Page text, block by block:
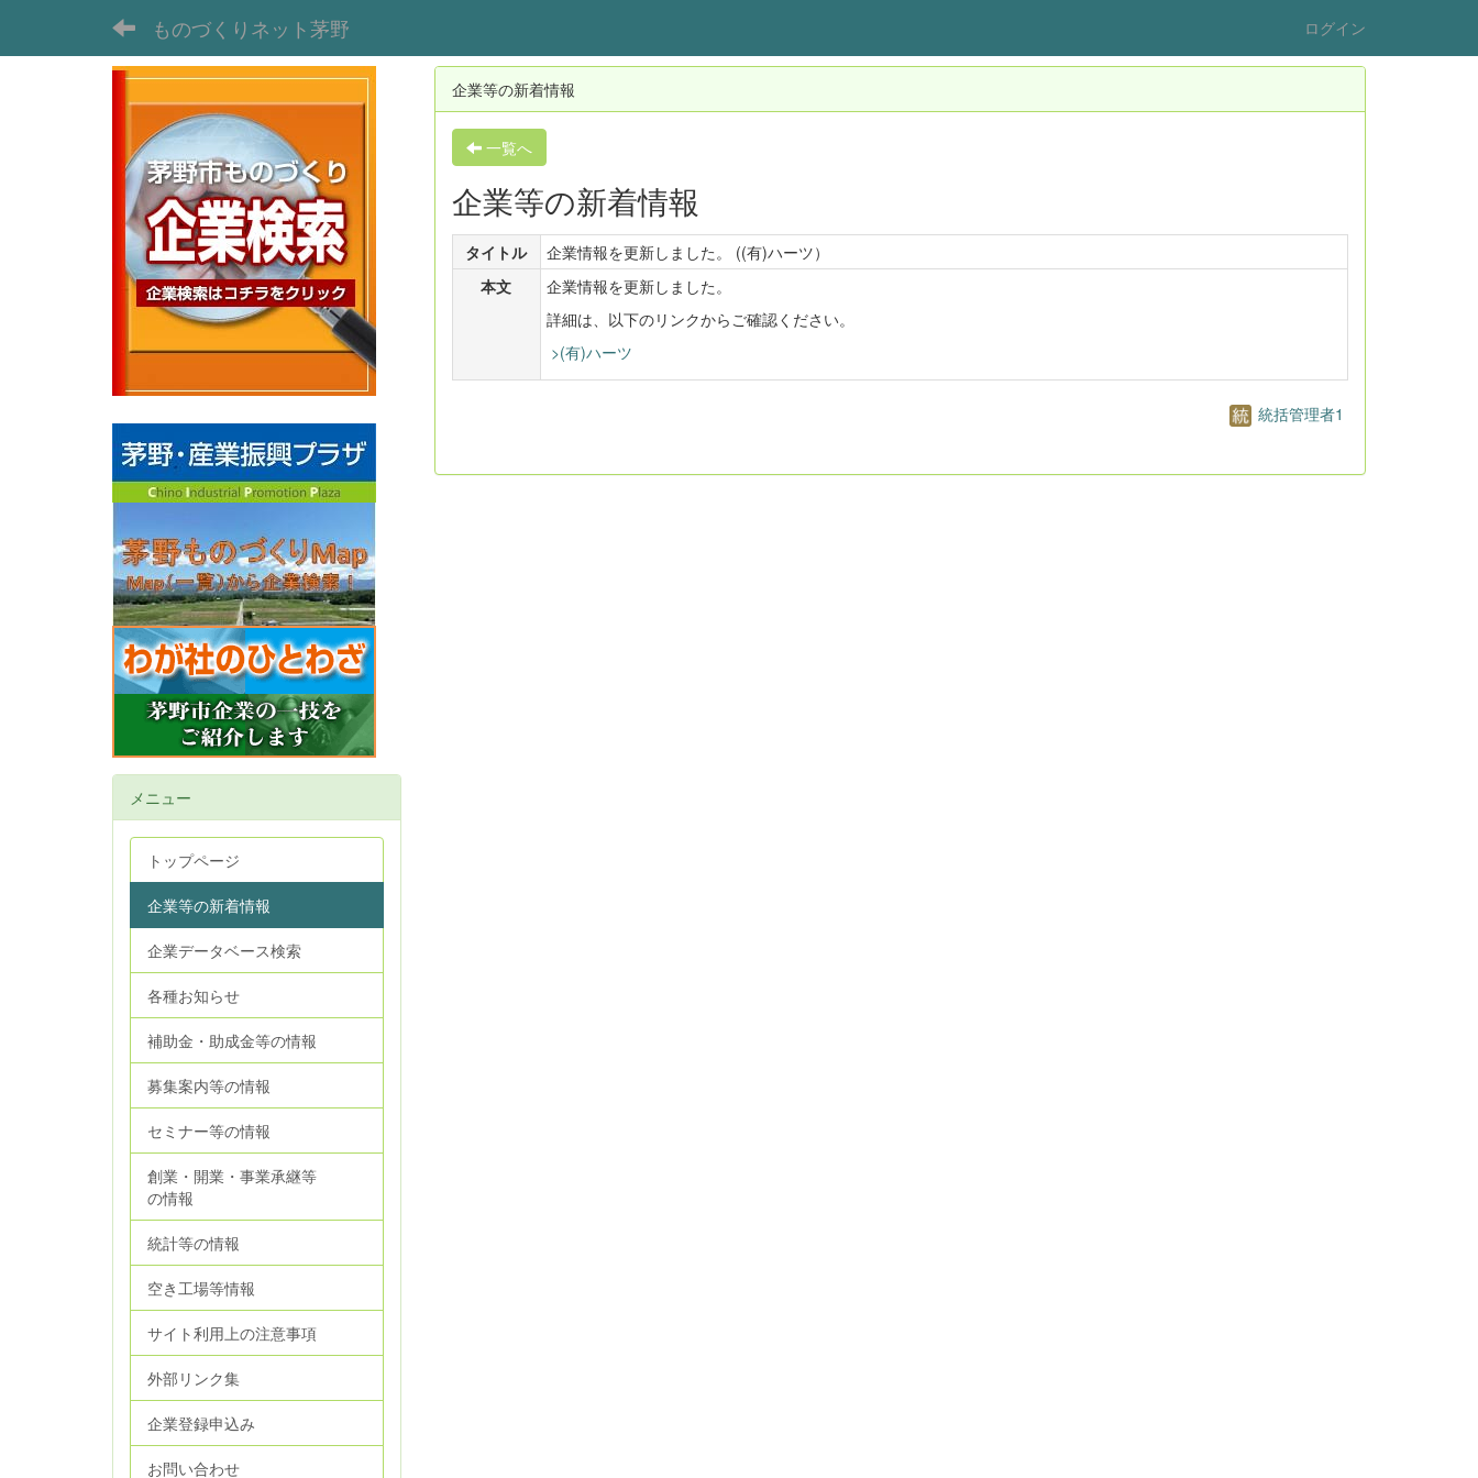
ものづくりネット茅野 ログイン
企業等の新着情報
一覧へ
企業等の新着情報
タイトル
企業情報を更新しました。 ((有)ハーツ）
本文
企業情報を更新しました。
詳細は、以下のリンクからご確認ください。
>(有)ハーツ
統括管理者1
メニュー
トップページ
企業等の新着情報
企業データベース検索
各種お知らせ
補助金・助成金等の情報
募集案内等の情報
セミナー等の情報
創業・開業・事業承継等
の情報
統計等の情報
空き工場等情報
サイト利用上の注意事項
外部リンク集
企業登録申込み
お問い合わせ